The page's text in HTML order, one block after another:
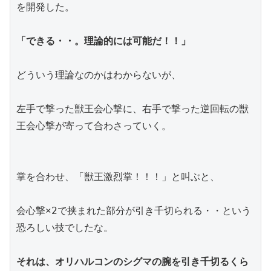
を開発した。
「できる・・。理論的には可能だ！！」
どういう理論なのかはわからないが、
左手で撃った獣王会心撃に、右手で撃った逆回転の獣
王会心撃が寄って合わさっていく。
掌を合わせ、「獣王激烈掌！！！」と叫ぶと、
会心撃×2で挟まれた部分が引き千切られる・・という
恐ろしい技でしたな。
それは、オリハルコンのシグマの腕を引き千切るくら